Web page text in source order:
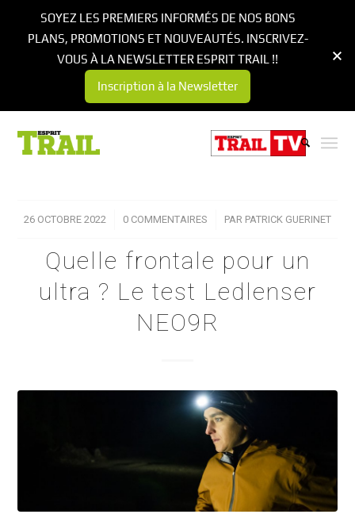
26 OCTOBRE 2022
/ 0 COMMENTAIRES
/ PAR PATRICK GUERINET
Quelle frontale pour un
ultra ? Le test Ledlenser
NEO9R
SOYEZ LES PREMIERS INFORMÉS DE NOS BONS
PLANS, PROMOTIONS ET NOUVEAUTÉS. INSCRIVEZ-
VOUS À LA NEWSLETTER ESPRIT TRAIL !!
Inscription à la Newsletter